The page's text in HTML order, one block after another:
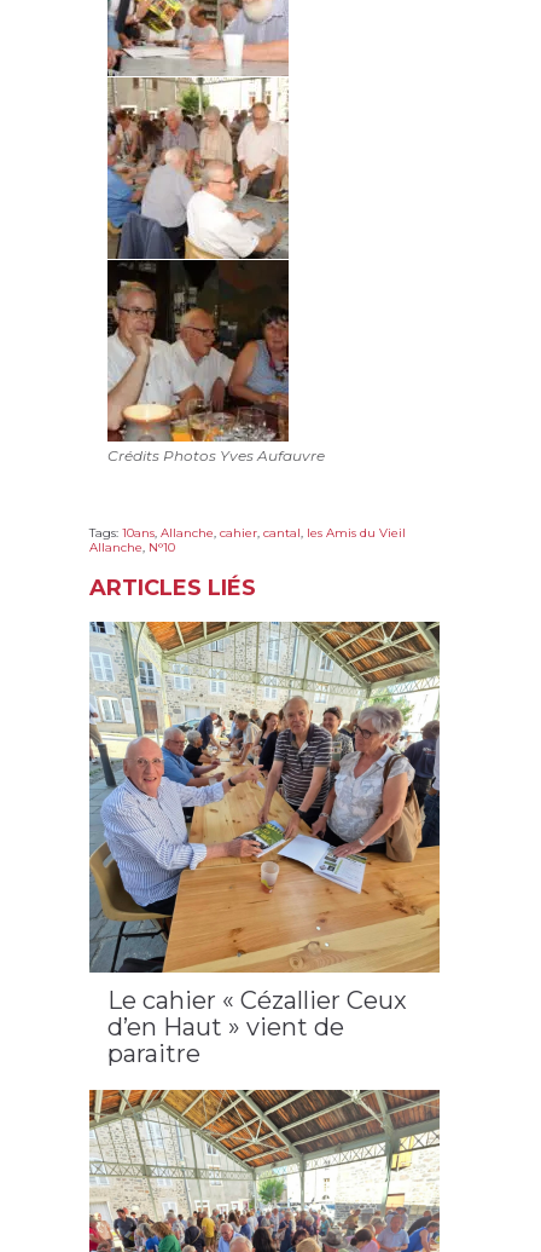
Crédits Photos Yves Aufauvre
Tags: 10ans, Allanche, cahier, cantal, les Amis du Vieil
Allanche, N°10
ARTICLES LIÉS
Le cahier « Cézallier Ceux
d’en Haut » vient de
paraitre
Allanche